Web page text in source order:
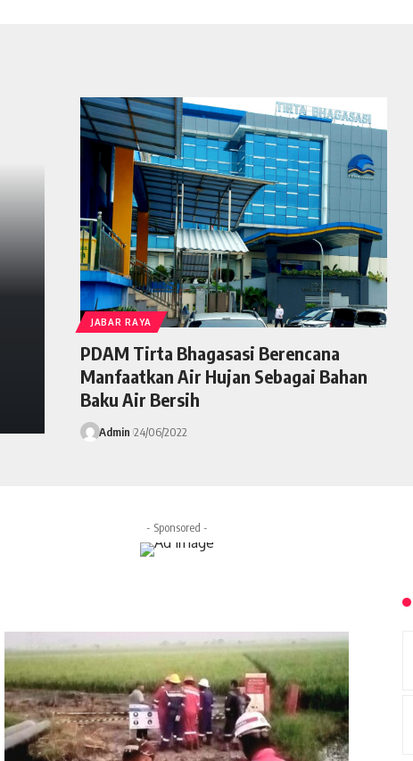
JABAR RAYA
PDAM Tirta Bhagasasi Berencana
Manfaatkan Air Hujan Sebagai Bahan
Baku Air Bersih
Admin 24/06/2022
- Sponsored -